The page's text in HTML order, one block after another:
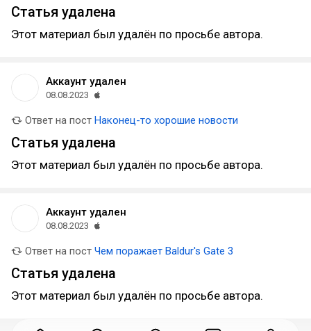
Статья удалена
Этот материал был удалён по просьбе автора.
Аккаунт удален
08.08.2023
Ответ на пост Наконец-то хорошие новости
Статья удалена
Этот материал был удалён по просьбе автора.
Аккаунт удален
08.08.2023
Ответ на пост Чем поражает Baldur's Gate 3
Статья удалена
Этот материал был удалён по просьбе автора.